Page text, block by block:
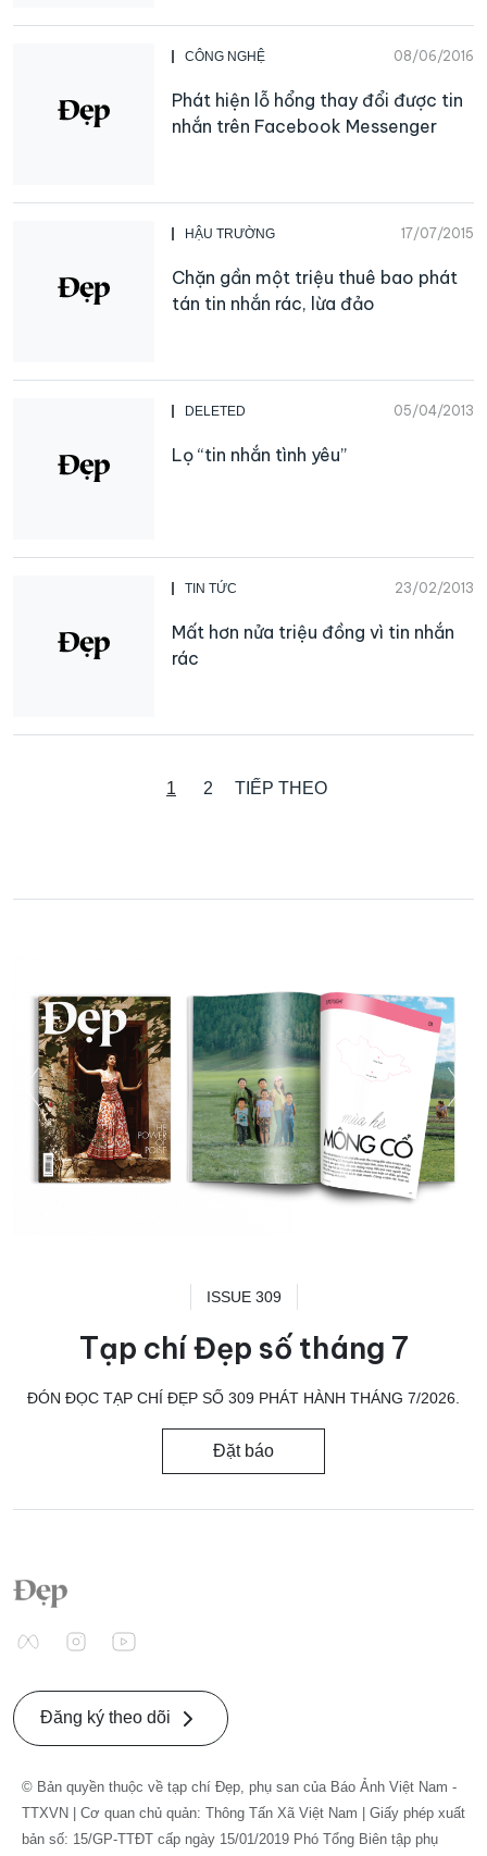
CÔNG NGHỆ 08/06/2016
Phát hiện lỗ hổng thay đổi được tin
nhắn trên Facebook Messenger
HẬU TRƯỜNG 17/07/2015
Chặn gần một triệu thuê bao phát
tán tin nhắn rác, lừa đảo
DELETED 05/04/2013
Lọ “tin nhắn tình yêu”
TIN TỨC 23/02/2013
Mất hơn nửa triệu đồng vì tin nhắn
rác
1 2 TIẾP THEO
ISSUE 309
Tạp chí Đẹp số tháng 7
ĐÓN ĐỌC TẠP CHÍ ĐẸP SỐ 309 PHÁT HÀNH THÁNG 7/2026.
Đặt báo
Đăng ký theo dõi
© Bản quyền thuộc về tạp chí Đẹp, phụ san của Báo Ảnh Việt Nam -
TTXVN | Cơ quan chủ quản: Thông Tấn Xã Việt Nam | Giấy phép xuất
bản số: 15/GP-TTĐT cấp ngày 15/01/2019 Phó Tổng Biên tập phụ